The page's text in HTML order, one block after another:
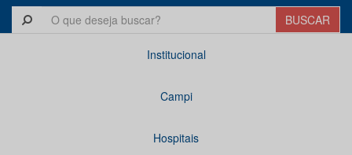
Institucional
Campi
Hospitais